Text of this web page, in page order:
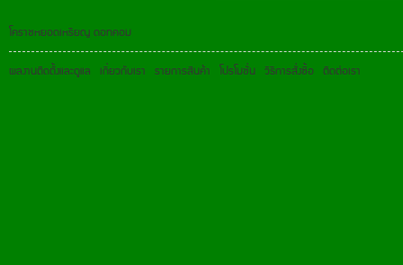
โคราชหยอดเหรียญ ดอทคอม
ผลงานติดตั้งและดูแล เกี่ยวกับเรา รายการสินค้า โปรโมชั่น วิธีการสั่งซื้อ ติดต่อเรา